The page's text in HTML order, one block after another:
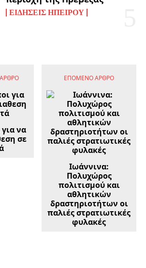
ΕΙΔΉΣΕΙΣ ΗΠΕΊΡΟΥ
να
σε
ΕΠΌΜΕΝΟ ΆΡΘΡΟ
Ιωάννινα:
Πολυχώρος
πολιτισμού και
αθλητικών
δραστηριοτήτων οι
παλιές στρατιωτικές
φυλακές